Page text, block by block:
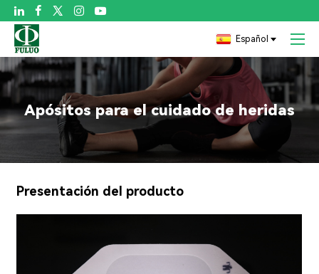

Español
Apósitos para el cuidado de heridas
Presentación del producto